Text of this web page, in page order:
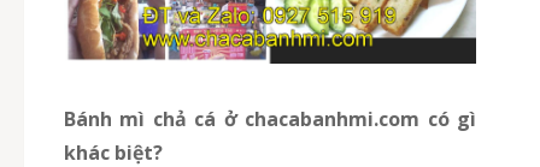
Bánh mì chả cá ở chacabanhmi.com có gì
khác biệt?